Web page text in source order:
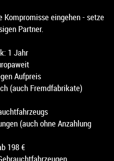
Kompromisse eingehen - setze
Partner.
1 Jahr
Aufpreis
(auch Fremdfabrikate)
(auch ohne Anzahlung
198 €